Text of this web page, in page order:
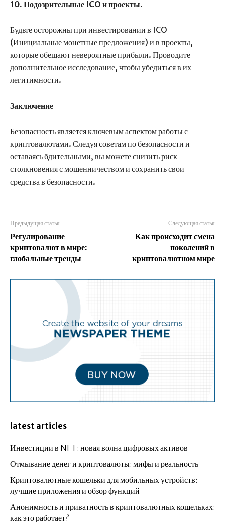
10. Подозрительные ICO и проекты.
Будьте осторожны при инвестировании в ICO
(Инициальные монетные предложения) и в проекты,
которые обещают невероятные прибыли. Проводите
дополнительное исследование, чтобы убедиться в их
легитимности.
Заключение
Безопасность является ключевым аспектом работы с
криптовалютами. Следуя советам по безопасности и
оставаясь бдительными, вы можете снизить риск
столкновения с мошенничеством и сохранить свои
средства в безопасности.
Предыдущая статья
Регулирование
криптовалют в мире:
глобальные тренды
Следующая статья
Как происходит смена
поколений в
криптовалютном мире
latest articles
Инвестиции в NFT: новая волна цифровых активов
Отмывание денег и криптовалюты: мифы и реальность
Криптовалютные кошельки для мобильных устройств:
лучшие приложения и обзор функций
Анонимность и приватность в криптовалютных кошельках:
как это работает?